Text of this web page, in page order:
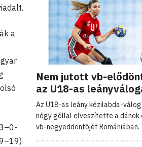
a
Nem jutott vb-
az U18-as
Az U18-as leány kézilabda-
négy góllal elveszítette a dánok
vb-negyeddöntőjét Romániában.